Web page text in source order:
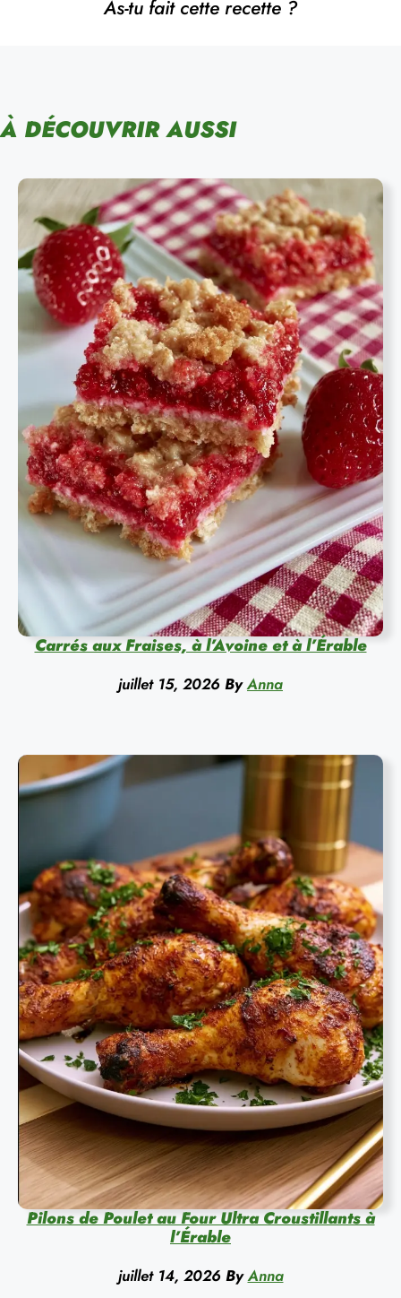
As-tu fait cette recette ?
À DÉCOUVRIR AUSSI
Carrés aux Fraises, à l’Avoine et à l’Érable
juillet 15, 2026 By Anna
Pilons de Poulet au Four Ultra Croustillants à
l’Érable
juillet 14, 2026 By Anna